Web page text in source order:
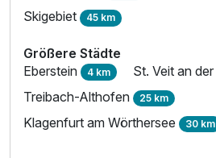
Skigebiet 45 km
Größere Städte
Eberstein 4 km St. Veit an
Treibach-Althofen 25 km
Klagenfurt am Wörthersee 30 km